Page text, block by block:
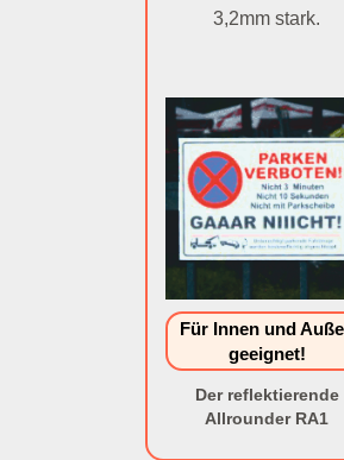
3,2mm stark.
Für Innen und
geeignet!
Der reflektierende
Allrounder RA1